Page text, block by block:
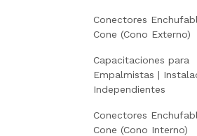
Conectores
Cone (Cono Externo)
Capacitaciones para
Empalmistas |
Independientes
Conectores
Cone (Cono Interno)